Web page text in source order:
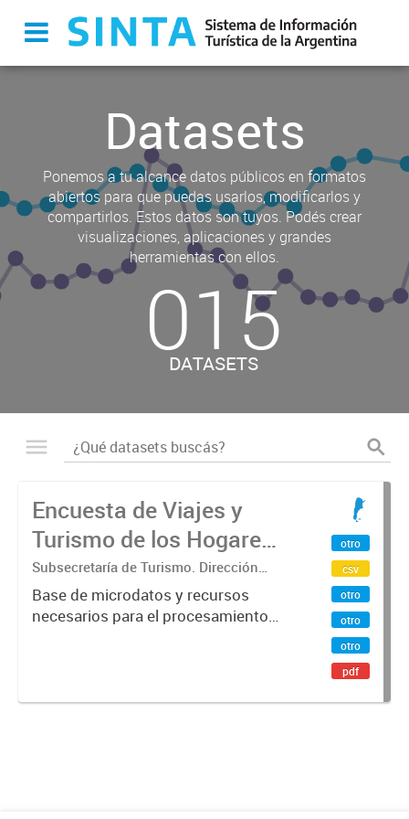
Datasets
Ponemos a tu alcance datos públicos en formatos
abiertos para que puedas usarlos, modificarlos y
compartirlos. Estos datos son tuyos. Podés crear
visualizaciones, aplicaciones y grandes
herramientas con ellos.
015
DATASETS
Encuesta de Viajes y
Turismo de los Hogares
(EVyTH) - Microdatos
Subsecretaría de Turismo. Dirección
Nacional de Mercados y Estadística
Base de microdatos y recursos
necesarios para el procesamiento
otro
csv
otro
otro
otro
pdf